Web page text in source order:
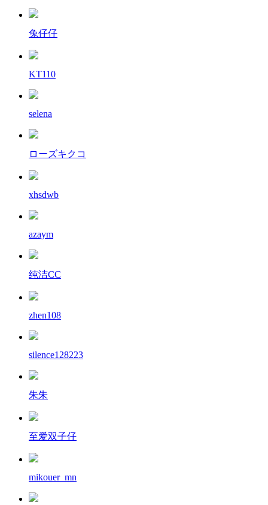
兔仔仔
KT110
selena
ローズキクコ
xhsdwb
azaym
纯洁CC
zhen108
silence128223
朱朱
至爱双子仔
mikouer_mn